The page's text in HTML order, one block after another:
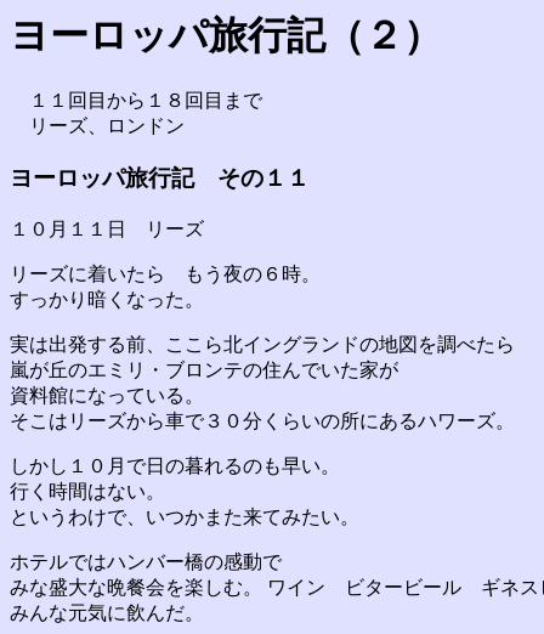
ヨーロッパ旅行記（２）
１１回目から１８回目まで
リーズ、ロンドン
ヨーロッパ旅行記 その１１
１０月１１日 リーズ
リーズに着いたら もう夜の６時。
すっかり暗くなった。
実は出発する前、ここら北イングランドの地図を調べたら
嵐が丘のエミリ・ブロンテの住んでいた家が
資料館になっている。
そこはリーズから車で３０分くらいの所にあるハワーズ。
しかし１０月で日の暮れるのも早い。
行く時間はない。
というわけで、いつかまた来てみたい。
ホテルではハンバー橋の感動で
みな盛大な晩餐会を楽しむ。 ワイン ビタービール ギネス
みんな元気に飲んだ。